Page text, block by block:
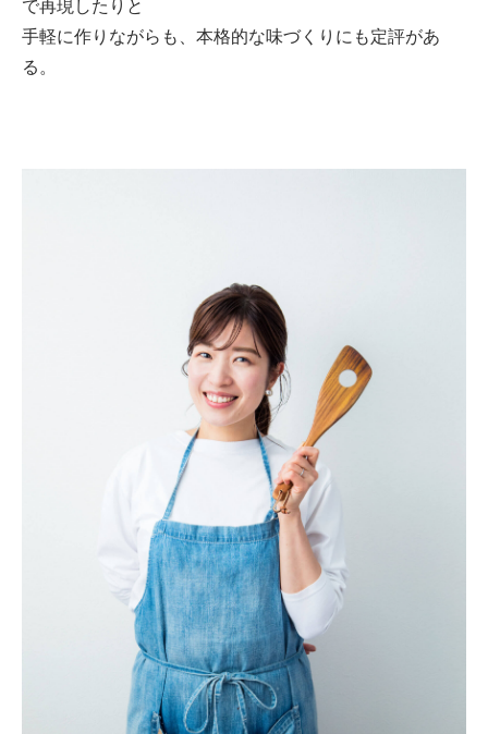
で再現したりと
手軽に作りながらも、本格的な味づくりにも定評があ
る。